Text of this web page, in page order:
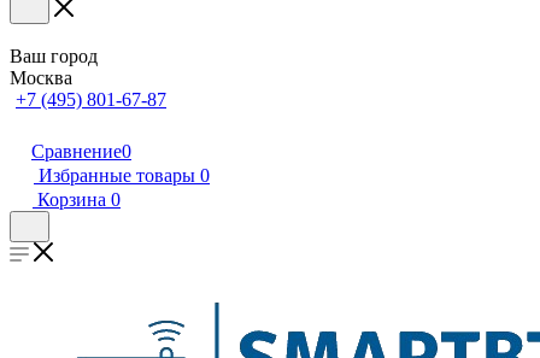
Ваш город
Москва
+7 (495) 801-67-87
Сравнение0
Избранные товары 0
Корзина 0